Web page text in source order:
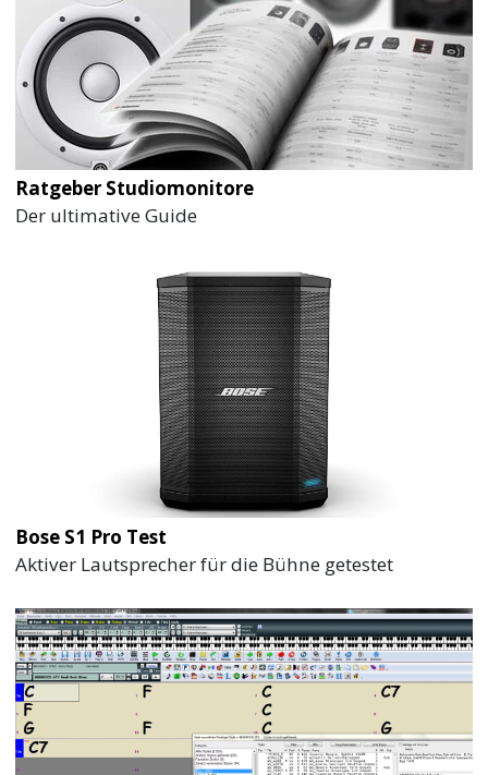
Ratgeber Studiomonitore
Der ultimative Guide
Bose S1 Pro Test
Aktiver Lautsprecher für die Bühne getestet